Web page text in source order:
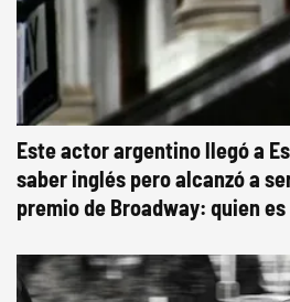
Este actor argentino llegó a
saber inglés pero alcanzó a
premio de Broadway: quien es